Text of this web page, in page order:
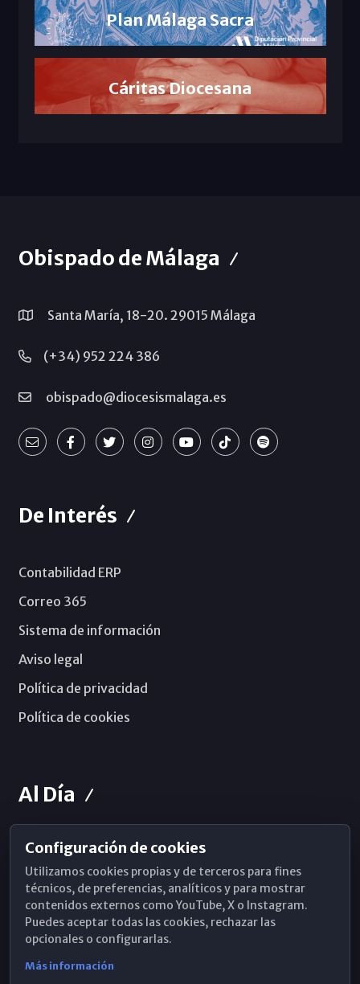
Plan Málaga Sacra
Cáritas Diocesana
Obispado de Málaga
Santa María, 18-20. 29015 Málaga
(+34) 952 224 386
obispado@diocesismalaga.es
De Interés
Contabilidad ERP
Correo 365
Sistema de información
Aviso legal
Política de privacidad
Política de cookies
Al Día
Horarios de Misa
Hemeroteca
WhatsApp
Configuración de cookies
Utilizamos cookies propias y de terceros para fines
técnicos, de preferencias, analíticos y para mostrar
contenidos externos como YouTube, X o Instagram.
Puedes aceptar todas las cookies, rechazar las
opcionales o configurarlas.
Más información